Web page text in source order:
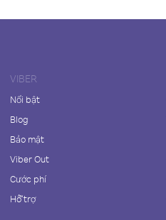
VIBER
Nổi bật
Blog
Bảo mật
Viber Out
Cước phí
Hỗ trợ